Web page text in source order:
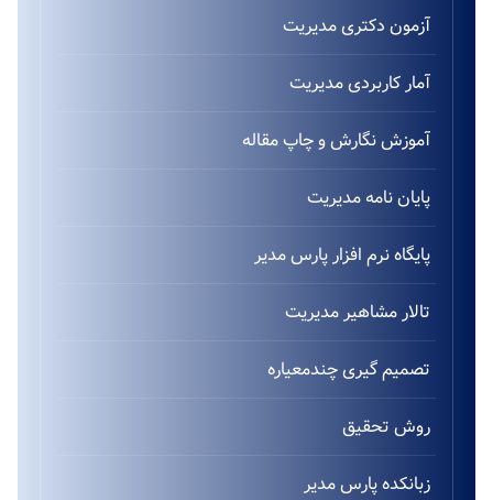
آزمون دکتری مدیریت
آمار کاربردی مدیریت
آموزش نگارش و چاپ مقاله
پایان نامه مدیریت
پایگاه نرم افزار پارس مدیر
تالار مشاهیر مدیریت
تصمیم گیری چندمعیاره
روش تحقیق
زبانکده پارس مدیر